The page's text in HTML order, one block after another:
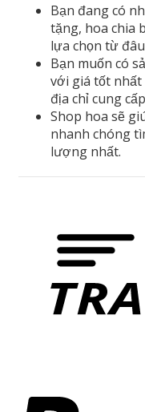
Bạn đang có
tặng, hoa chia
lựa chọn từ
Bạn muốn có
với giá tốt
địa chỉ cung
Shop hoa sẽ
nhanh chóng
lượng nhất.